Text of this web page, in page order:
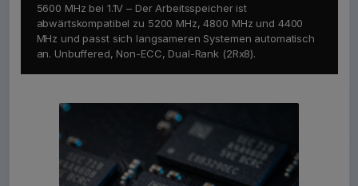
5600 MHz bei 1.1V – Der Arbeitsspeicher ist
abwärtskompatibel zu 5200 MHz, 4800 MHz und 4400
MHz und passt sich langsameren Systemen automatisch
an. Unbuffered, Non-ECC, Dual-Rank (2Rx8).